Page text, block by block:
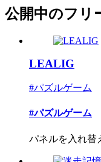
公開中のフリ
LEALIG
#パズルゲーム
#パズルゲーム
パネルを入れ替